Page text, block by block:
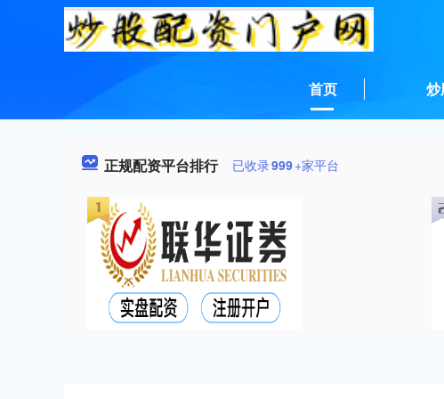
首页 炒
正规配资平台排行 已收录999+家平台